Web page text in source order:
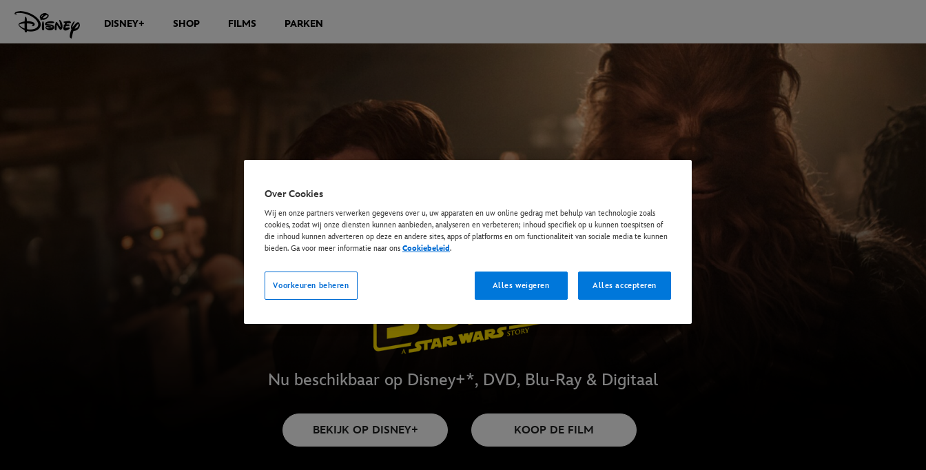
DISNEY+ SHOP FILMS PARKEN
Nu beschikbaar op Disney+*, DVD, Blu-Ray & Digitaal
BEKIJK OP DISNEY+ KOOP DE FILM
Over Cookies
Wij en onze partners verwerken gegevens over u, uw apparaten en uw online gedrag met behulp van technologie zoals
cookies, zodat wij onze diensten kunnen aanbieden, analyseren en verbeteren; inhoud specifiek op u kunnen toespitsen of
die inhoud kunnen adverteren op deze en andere sites, apps of platforms en om functionaliteit van sociale media te kunnen
bieden. Ga voor meer informatie naar ons Cookiebeleid.
Voorkeuren beheren Alles weigeren Alles accepteren